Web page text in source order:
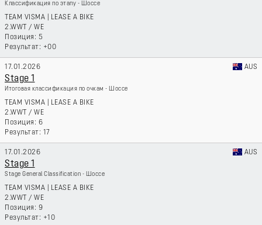
Классификация по этапу - Шоссе
TEAM VISMA | LEASE A BIKE
2.WWT / WE
5
+00
17.01.2026 AUS
Stage 1
Итоговая классификация по очкам - Шоссе
TEAM VISMA | LEASE A BIKE
2.WWT / WE
6
17
17.01.2026 AUS
Stage 1
Stage General Classification - Шоссе
TEAM VISMA | LEASE A BIKE
2.WWT / WE
9
+10